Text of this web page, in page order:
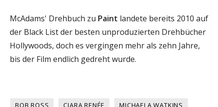
McAdams' Drehbuch zu Paint landete bereits 2010 auf
der Black List der besten unproduzierten Drehbücher
Hollywoods, doch es vergingen mehr als zehn Jahre,
bis der Film endlich gedreht wurde.
BOB ROSS CIARA RENÉE MICHAELA WATKINS